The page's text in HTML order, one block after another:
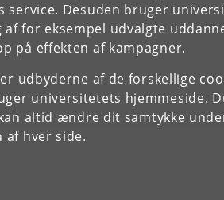
Desuden bruger
for eksempel udvalgte
på effekten af kampagner.
udbyderne af de forskellige
universitetets hjemmeside.
altid ændre dit samtykke
af hver side.